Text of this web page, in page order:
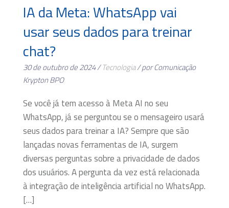
IA da Meta: WhatsApp vai
usar seus dados para treinar
chat?
30 de outubro de 2024 /Tecnologia/ por Comunicação
Krypton BPO
Se você já tem acesso à Meta AI no seu
WhatsApp, já se perguntou se o mensageiro usará
seus dados para treinar a IA? Sempre que são
lançadas novas ferramentas de IA, surgem
diversas perguntas sobre a privacidade de dados
dos usuários. A pergunta da vez está relacionada
à integração de inteligência artificial no WhatsApp.
[…]